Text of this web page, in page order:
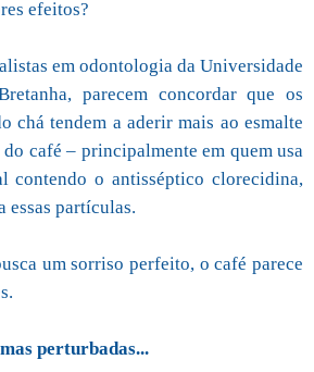
efeitos?
em odontologia da Universidade
parecem concordar que os
chá tendem a aderir mais ao esmalte
café – principalmente em quem usa
contendo o antisséptico clorecidina,
essas partículas.
um sorriso perfeito, o café parece
perturbadas...